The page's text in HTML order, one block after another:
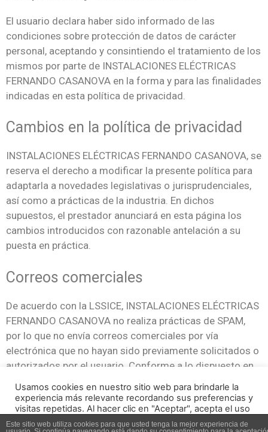
El usuario declara haber sido informado de las
condiciones sobre protección de datos de carácter
personal, aceptando y consintiendo el tratamiento de los
mismos por parte de INSTALACIONES ELÉCTRICAS
FERNANDO CASANOVA en la forma y para las finalidades
indicadas en esta política de privacidad.
Cambios en la política de privacidad
INSTALACIONES ELÉCTRICAS FERNANDO CASANOVA, se
reserva el derecho a modificar la presente política para
adaptarla a novedades legislativas o jurisprudenciales,
así como a prácticas de la industria. En dichos
supuestos, el prestador anunciará en esta página los
cambios introducidos con razonable antelación a su
puesta en práctica.
Correos comerciales
De acuerdo con la LSSICE, INSTALACIONES ELÉCTRICAS
FERNANDO CASANOVA no realiza prácticas de SPAM,
por lo que no envía correos comerciales por vía
electrónica que no hayan sido previamente solicitados o
autorizados por el usuario. Conforme a lo dispuesto en
Información y de comercio electrónico, INSTALACIONES
ELÉCTRICAS FERNANDO CASANOVA se compromete a
no enviar comunicaciones de carácter comercial sin
Este sitio web utiliza cookies para que usted tenga la mejor experiencia de
Usamos cookies en nuestro sitio web para brindarle la
experiencia más relevante recordando sus preferencias y
visitas repetidas. Al hacer clic en "Aceptar", acepta el uso
de TODAS las cookies.